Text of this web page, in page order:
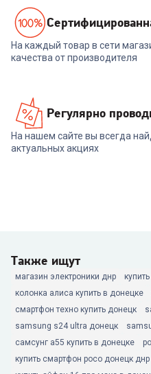
На каждый товар в сети
качества от производителя
Регулярно
На нашем сайте вы всегда
актуальных акциях
Также ищут
магазин электроники днр
колонка алиса купить в донецке
смартфон техно купить донецк
samsung s24 ultra донецк
самсунг а55 купить в донецке
купить смартфон poco донецк днр